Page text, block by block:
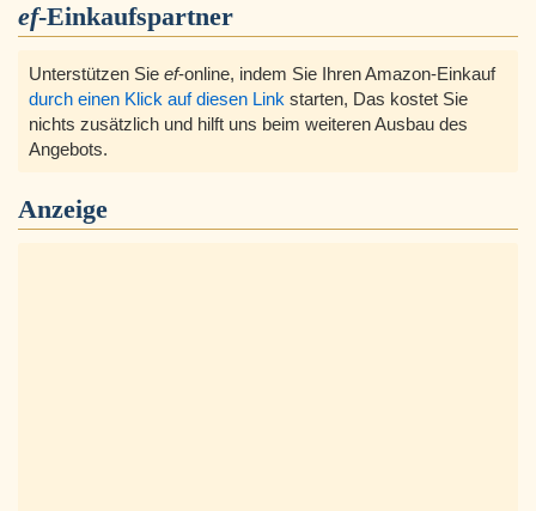
ef-Einkaufspartner
Unterstützen Sie ef-online, indem Sie Ihren Amazon-Einkauf
durch einen Klick auf diesen Link starten, Das kostet Sie
nichts zusätzlich und hilft uns beim weiteren Ausbau des
Angebots.
Anzeige